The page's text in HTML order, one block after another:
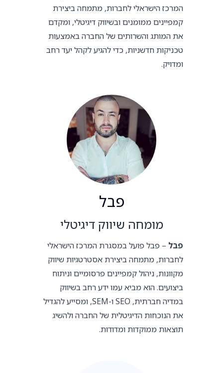
המרכז הישראלי לחברות, מתמחה ביצירת
קמפיינים ממומנים ובשיווק דיגיטלי, ומקדם
את המותג והשרותים של החברה באמצעות
טכניקות חדשניות, כדי להגיע לקהל יעד רחב
ומדויק.
פבל
מומחה שיווק דיגיטלי
פבל – פבל פועל במסגרת המרכז הישראלי
לחברות, מתמחה ביצירת אסטרטגיות שיווק
מקוונות, ניהול קמפיינים פרסומיים וניתוח
ביצועים. הוא מביא עמו ידע רחב בשיווק
במדיה חברתית, SEO ו-SEM, ומסייע להגדיל
את הנוכחות הדיגיטלית של החברה ולהשיג
תוצאות ממוקדות ומדודות.